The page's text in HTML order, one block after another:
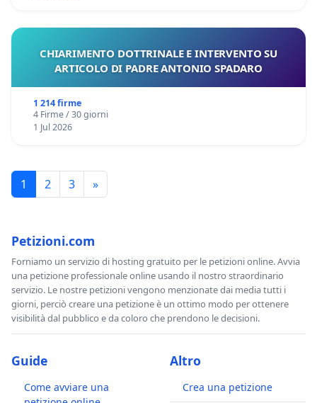
CHIARIMENTO DOTTRINALE E INTERVENTO SU
ARTICOLO DI PADRE ANTONIO SPADARO
1 214 firme
4 Firme / 30 giorni
1 Jul 2026
1 2 3 »
Petizioni.com
Forniamo un servizio di hosting gratuito per le petizioni online. Avvia
una petizione professionale online usando il nostro straordinario
servizio. Le nostre petizioni vengono menzionate dai media tutti i
giorni, perciò creare una petizione è un ottimo modo per ottenere
visibilità dal pubblico e da coloro che prendono le decisioni.
Guide
Come avviare una
Altro
Crea una petizione